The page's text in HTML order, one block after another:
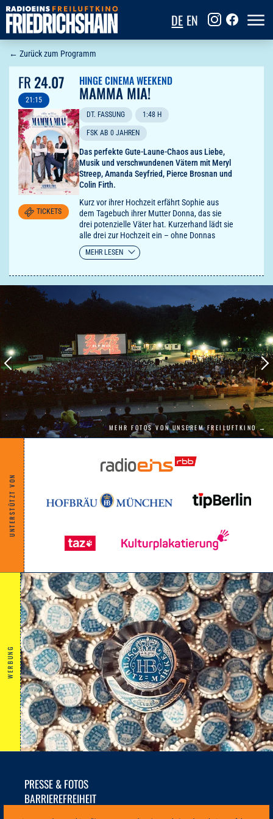
DE EN
← Zurück zum Programm
FR 24.07
21:15
TICKETS
HINGE CINEMA WEEKEND
MAMMA MIA!
DT. FASSUNG 1:48 H
FSK AB 0 JAHREN
Das perfekte Gute-Laune-Chaos aus Liebe,
Musik und verschwundenen Vätern mit Meryl
Streep, Amanda Seyfried, Pierce Brosnan und
Colin Firth.
Kurz vor ihrer Hochzeit erfährt Sophie aus
dem Tagebuch ihrer Mutter Donna, das sie
drei potenzielle Väter hat. Kurzerhand lädt sie
alle drei zur Hochzeit ein – ohne Donnas
Wissen! Eine griechische Insel wird zum
Schauplatz einer turbulenten Suche nach der
Verwirrungen vorprogrammiert sind. Mit den,
wie kann es anders sein, großen Hits von
ABBA ist "Mamma Mia" ein musikalisches
Feuerwerk, der Herzschmerz in eine Party
"Ein unwiderstehliches Feuerwerk aus Liebe,
Lachen und mitreißender Musik. 'Mamma
Mia' ist eine mitreißende Achterbahnfahrt
voller Charme und Lebensfreude." FilmMania
MEHR LESEN
MEHR FOTOS VON UNSEREM FREILUFTKINO →
UNTERSTÜTZT VON
WERBUNG
PRESSE & FOTOS
BARRIEREFREIHEIT